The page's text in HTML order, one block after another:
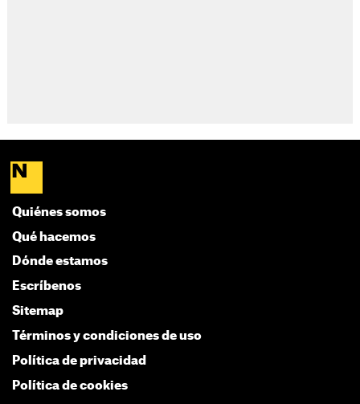
Quiénes somos
Qué hacemos
Dónde estamos
Escríbenos
Sitemap
Términos y condiciones de uso
Política de privacidad
Política de cookies